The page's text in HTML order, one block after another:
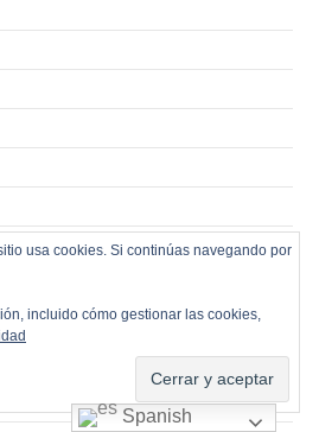
Spanish
usa cookies. Si continúas navegando por
incluido cómo gestionar las cookies,